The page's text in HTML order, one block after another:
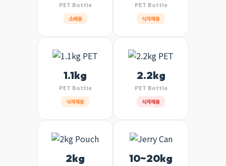
PET Bottle
소매용
PET Bottle
식자재용
1.1kg
PET Bottle
식자재용
2.2kg
PET Bottle
식자재용
2kg 10~20kg